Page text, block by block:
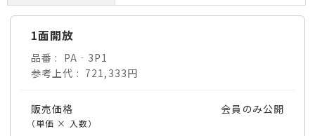
1面開放
品番
PA‐3P1
参考上代
721,333円
販売価格
（単価 × 入数）
会員のみ公開